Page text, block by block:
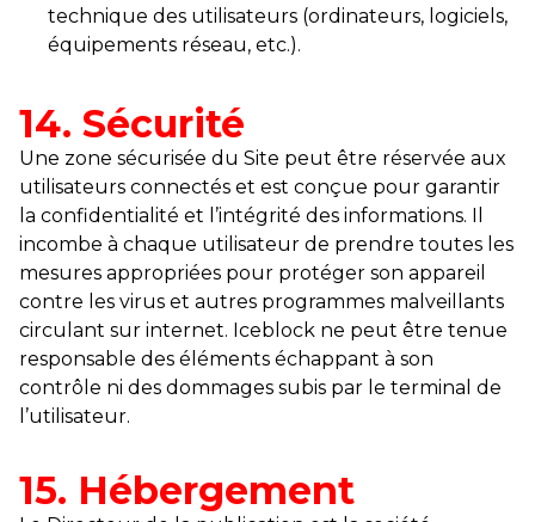
technique des utilisateurs (ordinateurs, logiciels,
équipements réseau, etc.).
14. Sécurité
Une zone sécurisée du Site peut être réservée aux
utilisateurs connectés et est conçue pour garantir
la confidentialité et l’intégrité des informations. Il
incombe à chaque utilisateur de prendre toutes les
mesures appropriées pour protéger son appareil
contre les virus et autres programmes malveillants
circulant sur internet. Iceblock ne peut être tenue
responsable des éléments échappant à son
contrôle ni des dommages subis par le terminal de
l’utilisateur.
15. Hébergement